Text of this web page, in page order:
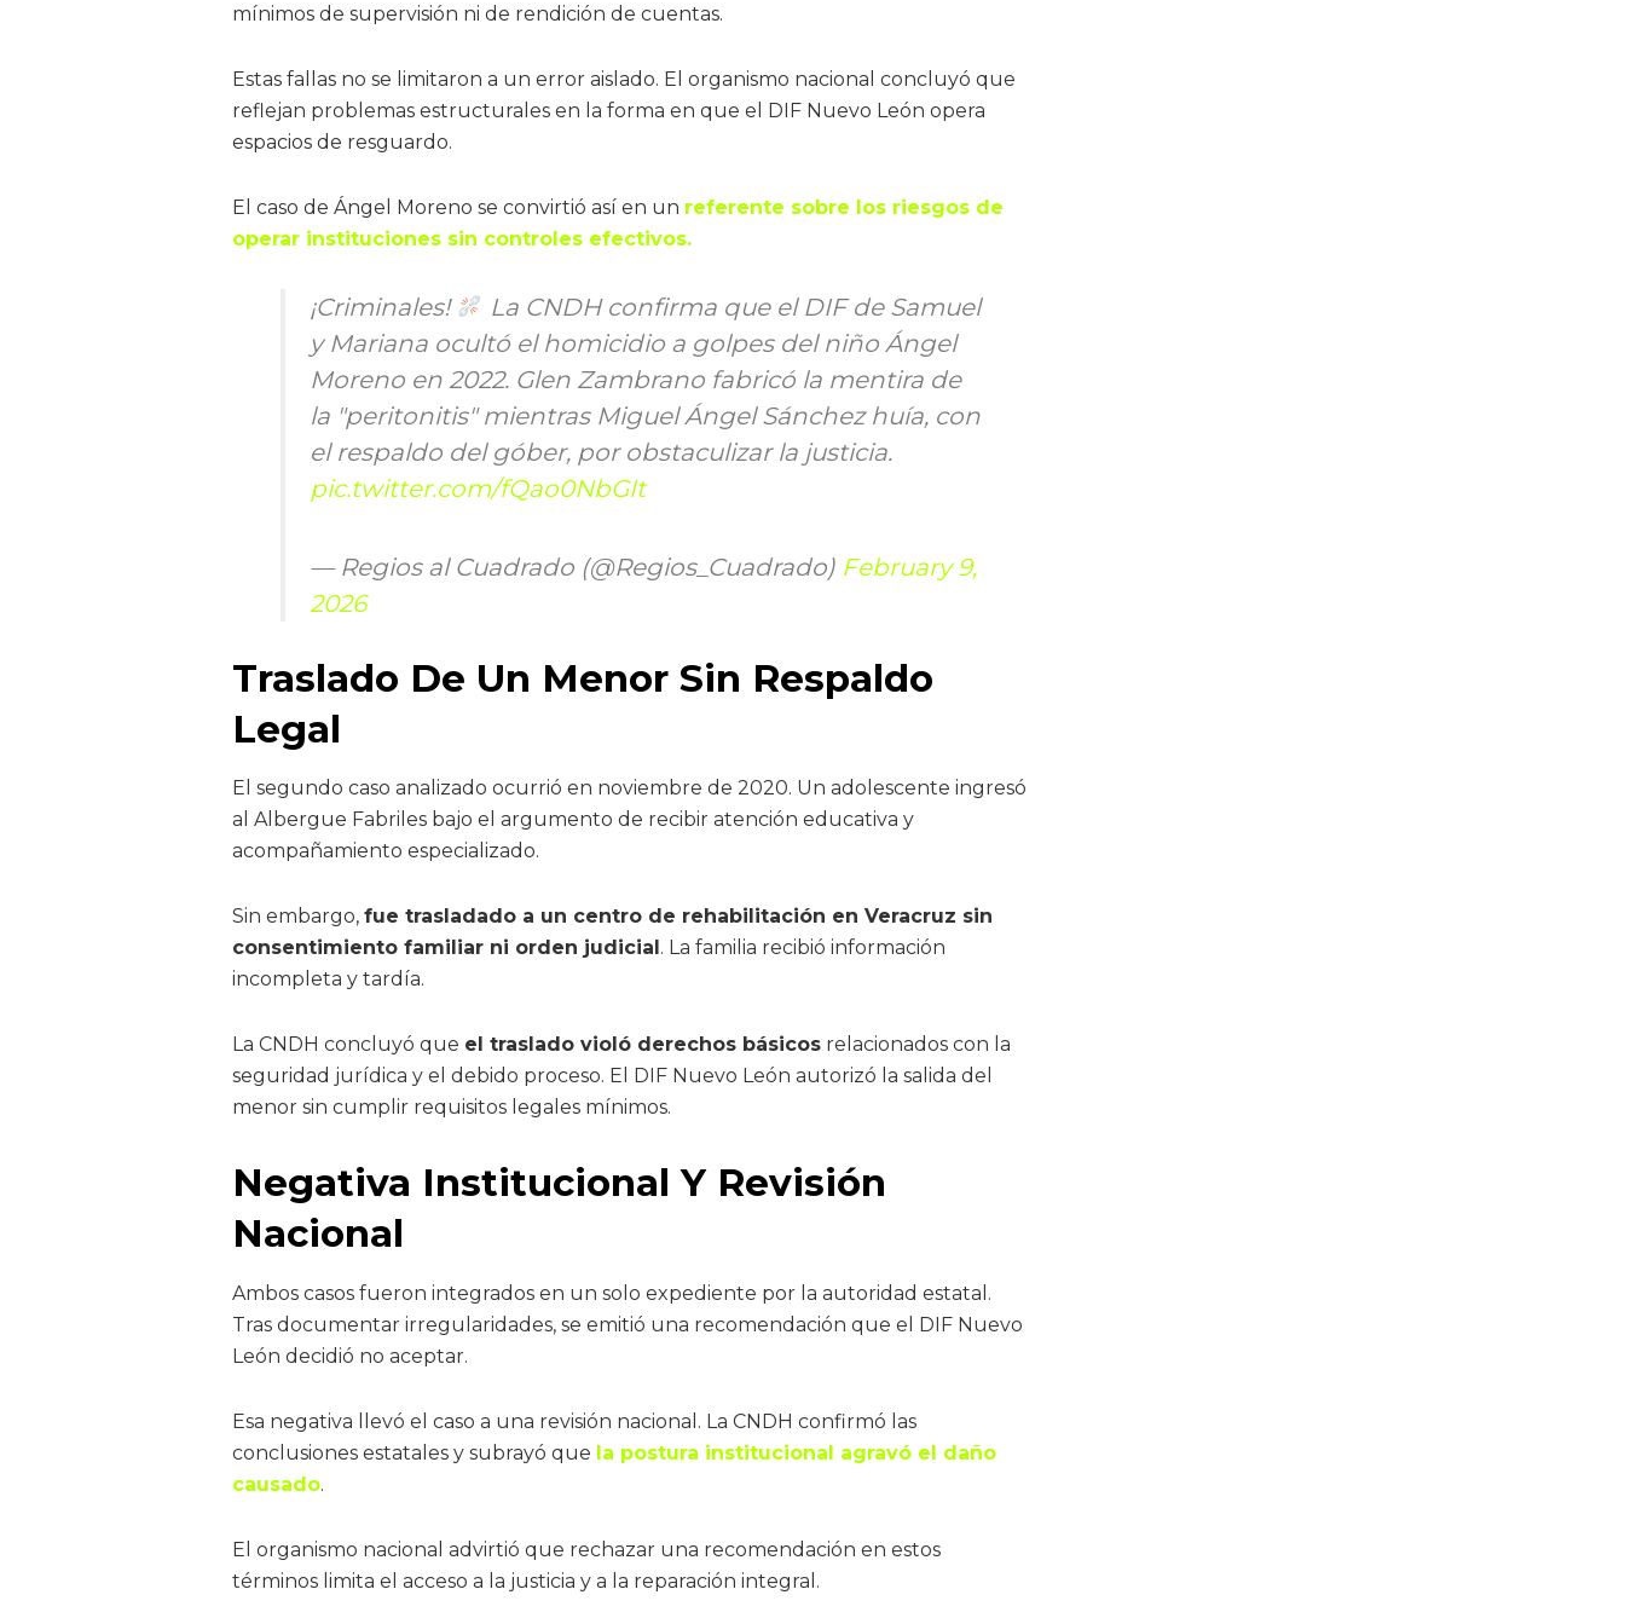
mínimos de supervisión ni de rendición de cuentas.
Estas fallas no se limitaron a un error aislado. El organismo nacional concluyó que
reflejan problemas estructurales en la forma en que el DIF Nuevo León opera
espacios de resguardo.
El caso de Ángel Moreno se convirtió así en un referente sobre los riesgos de
operar instituciones sin controles efectivos.
¡Criminales!
La CNDH confirma que el DIF de Samuel
y Mariana ocultó el homicidio a golpes del niño Ángel
Moreno en 2022. Glen Zambrano fabricó la mentira de
la "peritonitis" mientras Miguel Ángel Sánchez huía, con
el respaldo del góber, por obstaculizar la justicia.
pic.twitter.com/fQao0NbGIt
— Regios al Cuadrado (@Regios_Cuadrado) February 9,
2026
Traslado De Un Menor Sin Respaldo
Legal
El segundo caso analizado ocurrió en noviembre de 2020. Un adolescente ingresó
al Albergue Fabriles bajo el argumento de recibir atención educativa y
acompañamiento especializado.
Sin embargo, fue trasladado a un centro de rehabilitación en Veracruz sin
consentimiento familiar ni orden judicial. La familia recibió información
incompleta y tardía.
La CNDH concluyó que el traslado violó derechos básicos relacionados con la
seguridad jurídica y el debido proceso. El DIF Nuevo León autorizó la salida del
menor sin cumplir requisitos legales mínimos.
Negativa Institucional Y Revisión
Nacional
Ambos casos fueron integrados en un solo expediente por la autoridad estatal.
Tras documentar irregularidades, se emitió una recomendación que el DIF Nuevo
León decidió no aceptar.
Esa negativa llevó el caso a una revisión nacional. La CNDH confirmó las
conclusiones estatales y subrayó que la postura institucional agravó el daño
causado.
El organismo nacional advirtió que rechazar una recomendación en estos
términos limita el acceso a la justicia y a la reparación integral.